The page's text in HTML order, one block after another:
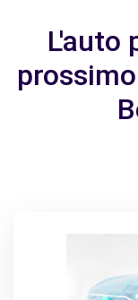
L'auto